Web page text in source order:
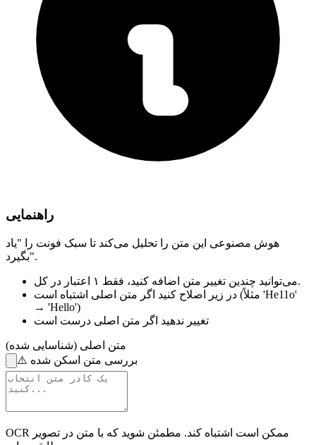
راهنمایی
هوش مصنوعی این متن را تحلیل می‌کند تا سبک فونت را "یاد
بگیرد".
می‌توانید چندین تغییر متن اضافه کنید،فقط ۱ اعتبار در کل.
در زیر اصلاح کنید اگر متن اصلی اشتباه است
(مثلاً 'He11o'
→ 'Hello')
تغییر ندهید اگر متن اصلی درست است
متن اصلی (شناسایی شده)
⚠️ بررسی متن اسکن شده
OCR ممکن است اشتباه کند. مطمئن شوید که با متن در تصویر